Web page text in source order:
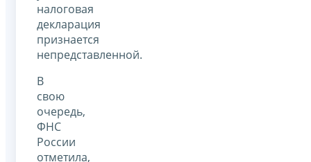
налоговая
декларация
признается
непредставленной.
В
свою
очередь,
ФНС
России
отметила,